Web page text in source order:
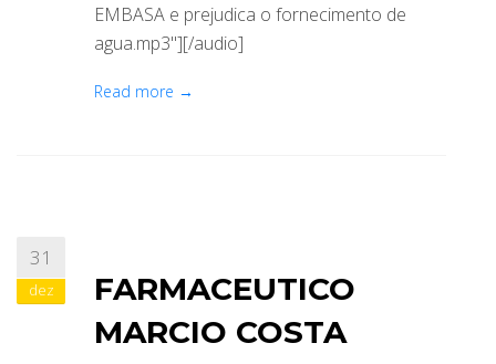
EMBASA e prejudica o fornecimento de
agua.mp3"][/audio]
Read more →
31
dez
FARMACEUTICO
MARCIO COSTA